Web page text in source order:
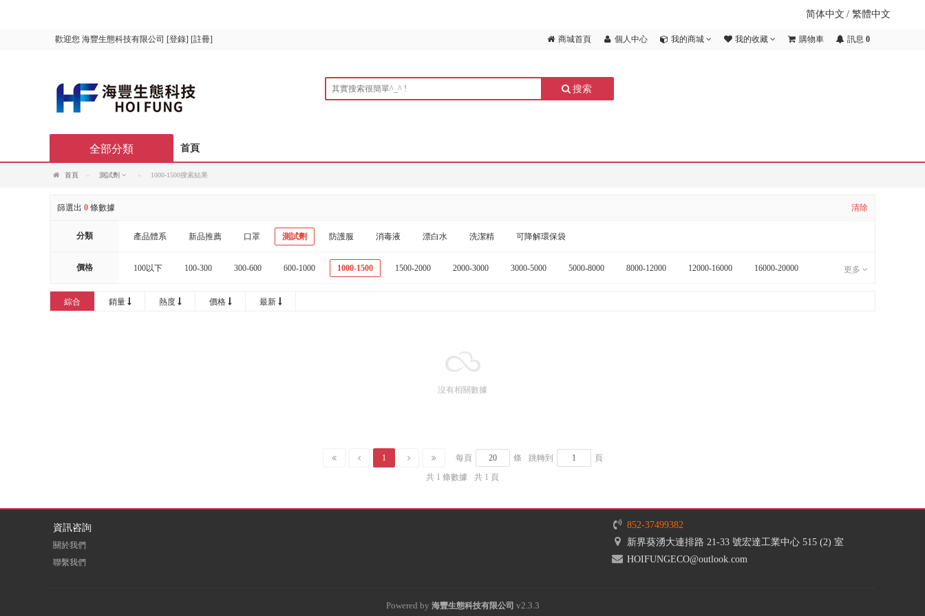
简体中文 / 繁體中文
歡迎您 海豐生態科技有限公司 [登錄] [註冊] 商城首頁 個人中心 我的商城 我的收藏 購物車 訊息 0
搜索
首頁
全部分類
首頁 測試劑 1000-1500搜索結果
篩選出 0 條數據 清除
分類 產品體系 新品推薦 口罩 測試劑 防護服 消毒液 漂白水 洗潔精 可降解環保袋
價格 100以下 100-300 300-600 600-1000 1000-1500 1500-2000 2000-3000 3000-5000 5000-8000 8000-12000 12000-16000 16000-20000 更多
綜合 銷量 熱度 價格 最新
沒有相關數據
1 每頁 條 跳轉到
頁
共 1 條數據
共 1 頁
資訊咨詢
關於我們
聯繫我們
852-37499382
新界葵湧大連排路 21-33 號宏達工業中心 515 (2) 室
HOIFUNGECO@outlook.com
Powered by 海豐生態科技有限公司 v2.3.3